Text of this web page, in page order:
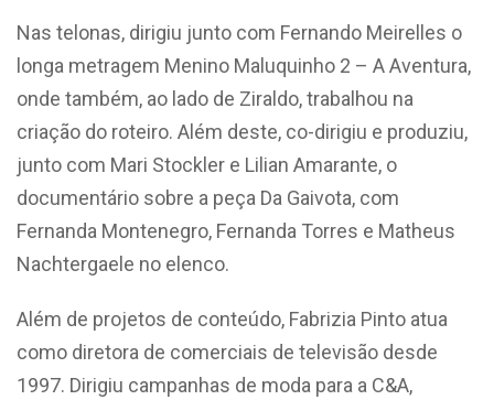
Nas telonas, dirigiu junto com Fernando Meirelles o
longa metragem Menino Maluquinho 2 – A Aventura,
onde também, ao lado de Ziraldo, trabalhou na
criação do roteiro. Além deste, co-dirigiu e produziu,
junto com Mari Stockler e Lilian Amarante, o
documentário sobre a peça Da Gaivota, com
Fernanda Montenegro, Fernanda Torres e Matheus
Nachtergaele no elenco.
Além de projetos de conteúdo, Fabrizia Pinto atua
como diretora de comerciais de televisão desde
1997. Dirigiu campanhas de moda para a C&A,